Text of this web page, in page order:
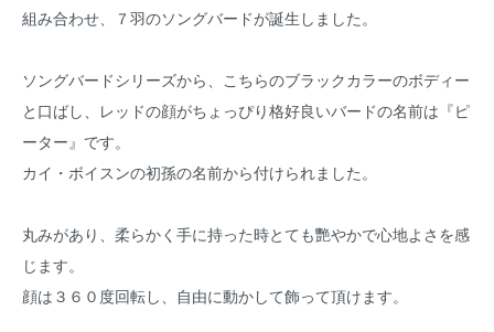
組み合わせ、７羽のソングバードが誕生しました。
ソングバードシリーズから、こちらのブラックカラーのボディー
と口ばし、レッドの顔がちょっぴり格好良いバードの名前は『ピ
ーター』です。
カイ・ボイスンの初孫の名前から付けられました。
丸みがあり、柔らかく手に持った時とても艷やかで心地よさを感
じます。
顔は３６０度回転し、自由に動かして飾って頂けます。